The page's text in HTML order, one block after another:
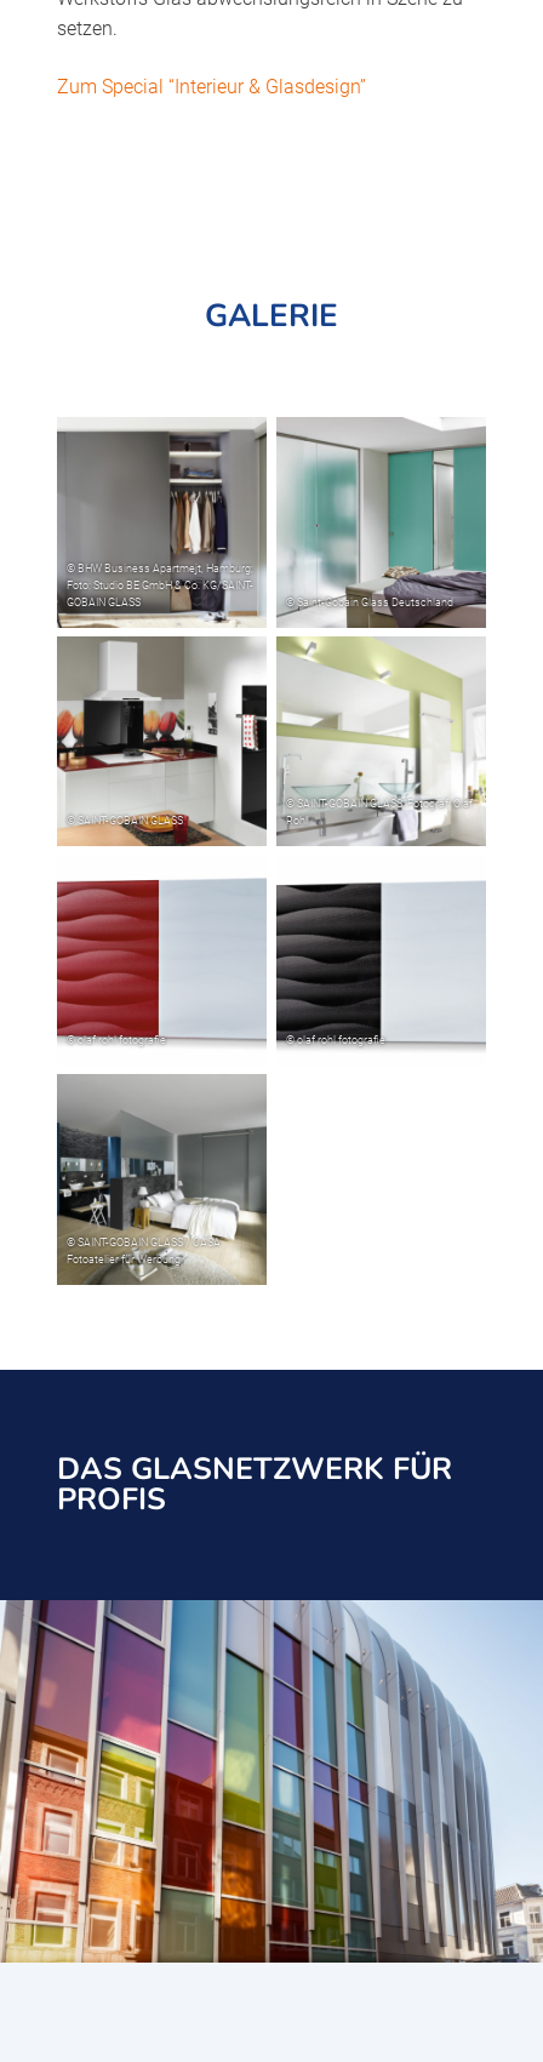
setzen.
Zum Special “Interieur & Glasdesign”
GALERIE
DAS GLASNETZWERK FÜR
PROFIS